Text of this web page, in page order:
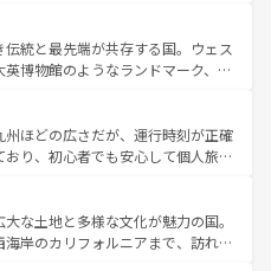
地であるランス、プロヴァンスの
ど、多彩な楽しみ方が可能だ。さ
にも魅力が溢れており、どの街角に
れぞれで全く異なる文化を体験で
なお、新着のフランス情報はコンテンツ一覧
を歩いても飽きることがない。ベ
イエルン州のアルプスの絶景、そ
イン畑といった風景は必見。ビール
してほしい。 なお、新着の
ツ一覧を参照してほしい。
統と最先端が共存する国。ウェス
英博物館のようなランドマーク、歴
ある。また、優雅なアフタヌーン
はたまらない英国パブ、サッカー観
できる体験も豊富。イギリスを旅
い。
州ほどの広さだが、運行時刻が正確
り、初心者でも安心して個人旅行
や、スイスならではのユニークな
観光だけでなく町歩きも満喫する
得が高いため物価も高いが、旅行
な土地と多様な文化が魅力の国。
岸のカリフォルニアまで、訪れる